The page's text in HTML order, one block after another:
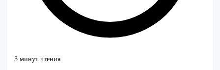
3 минут чтения